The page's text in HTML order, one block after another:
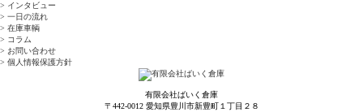
> インタビュー
> 一日の流れ
> 在庫車輌
> コラム
> お問い合わせ
> 個人情報保護方針
有限会社ばいく倉庫
〒442-0012 愛知県豊川市新豊町１丁目２８